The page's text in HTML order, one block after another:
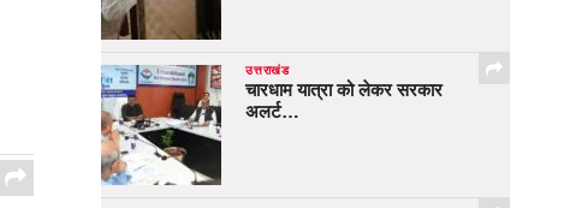
उत्तराखंड
चारधाम यात्रा को लेकर सरकार
अलर्ट…